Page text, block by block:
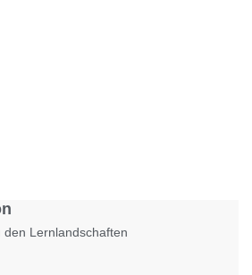
Lernlandschaften